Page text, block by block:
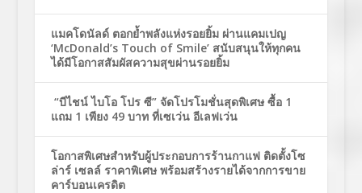
แมคโดนัลด์ ตอกย้ำพลังแห่งรอยยิ้ม ผ่านแคมเปญ
‘McDonald’s Touch of Smile’ สนับสนุนให้ทุกคน
ได้มีโอกาสสัมผัสความสุขผ่านรอยยิ้ม
“บีไชน์ ไบโอ โปร ซี” จัดโปรโมชั่นสุดพิเศษ ซื้อ 1
แถม 1 เพียง 49 บาท ที่เซเว่น อีเลฟเว่น
โอกาสพิเศษสำหรับผู้ประกอบการร้านกาแฟ ติดตั้งโซ
ล่าร์ เซลล์ ราคาพิเศษ พร้อมสร้างรายได้จากการขาย
คาร์บอนเครดิต